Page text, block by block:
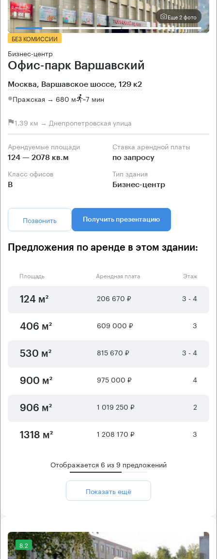
Еще 2 фото
БЕЗ КОМИССИИ
Бизнес-центр
Офис-парк Варшавский
Москва, Варшавское шоссе, 129 к2
Пражская → 680 м ~7 мин
1.39 км → Днепропетровская улица
Арендуемые площади
124 — 2078 кв.м
Ставка арендной платы
по запросу
Класс офисов
B
Тип здания
Бизнес-центр
Позвонить Получить презентацию
Предложения по аренде в этом здании:
Площадь Арендная плата Этаж
124 м² 206 670 ₽ 3 - 4
406 м² 609 000 ₽ 3
530 м² 815 670 ₽ 3 - 4
900 м² 975 000 ₽ 4
906 м² 1 019 250 ₽ 2
1318 м² 1 208 170 ₽ 3
Отображается 6 из 9 предложений
Показать ещё
8.2